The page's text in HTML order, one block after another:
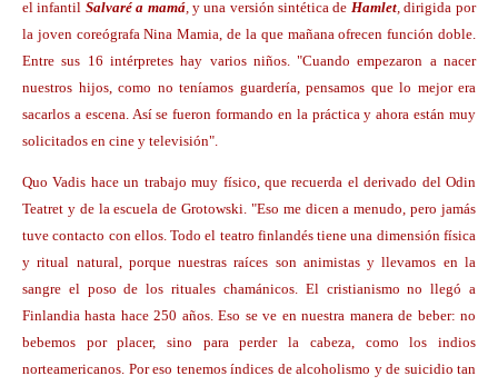
el infantil Salvaré a mamá,y una versión sintética de Hamlet,dirigida por
la joven coreógrafa Nina Mamia, de la que mañana ofrecen función doble.
Entre sus 16 intérpretes hay varios niños. "Cuando empezaron a nacer
nuestros hijos, como no teníamos guardería, pensamos que lo mejor era
sacarlos a escena. Así se fueron formando en la práctica y ahora están muy
solicitados en cine y televisión".
Quo Vadis hace un trabajo muy físico, que recuerda el derivado del Odin
Teatret y de la escuela de Grotowski. "Eso me dicen a menudo, pero jamás
tuve contacto con ellos. Todo el teatro finlandés tiene una dimensión física
y ritual natural, porque nuestras raíces son animistas y llevamos en la
sangre el poso de los rituales chamánicos. El cristianismo no llegó a
Finlandia hasta hace 250 años. Eso se ve en nuestra manera de beber: no
bebemos por placer, sino para perder la cabeza, como los indios
norteamericanos. Por eso tenemos índices de alcoholismo y de suicidio tan